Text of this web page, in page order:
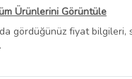
Ürünlerini Görüntüle
gördüğünüz fiyat bilgileri,